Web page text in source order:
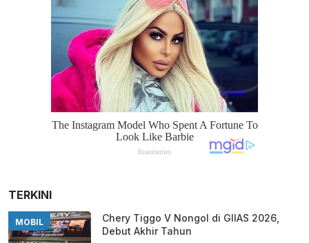
TERKINI
MOBIL
Chery Tiggo V Nongol di GIIAS 2026,
Debut Akhir Tahun